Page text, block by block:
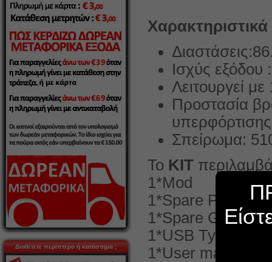
Διαθέτετε περίπτερο ή κατάστημα ;
Χαρακτηριστικά
Ισχύς εξόδου
Λειτουργεί
Προστασία
Σπείρωμα:
Το ΚΙΤ
1*Mod
1*Spare Parts
1*Spare Glass
1*USB Type-C
1*User manual